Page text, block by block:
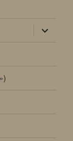
раскрыть
дочернее
меню